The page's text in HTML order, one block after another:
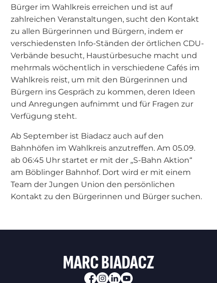
Bürger im Wahlkreis erreichen und ist auf
zahlreichen Veranstaltungen, sucht den Kontakt
zu allen Bürgerinnen und Bürgern, indem er
verschiedensten Info-Ständen der örtlichen CDU-
Verbände besucht, Haustürbesuche macht und
mehrmals wöchentlich in verschiedene Cafés im
Wahlkreis reist, um mit den Bürgerinnen und
Bürgern ins Gespräch zu kommen, deren Ideen
und Anregungen aufnimmt und für Fragen zur
Verfügung steht.
Ab September ist Biadacz auch auf den
Bahnhöfen im Wahlkreis anzutreffen. Am 05.09.
ab 06:45 Uhr startet er mit der „S-Bahn Aktion“
am Böblinger Bahnhof. Dort wird er mit einem
Team der Jungen Union den persönlichen
Kontakt zu den Bürgerinnen und Bürger suchen.
MARC BIADACZ